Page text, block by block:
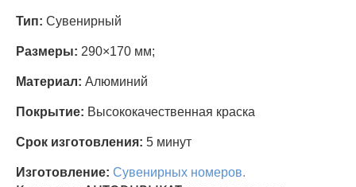
Тип: Сувенирный
Размеры: 290×170 мм;
Материал: Алюминий
Покрытие: Высококачественная краска
Срок изготовления: 5 минут
Изготовление: Сувенирных номеров.